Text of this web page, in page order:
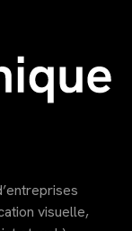
visuelle,